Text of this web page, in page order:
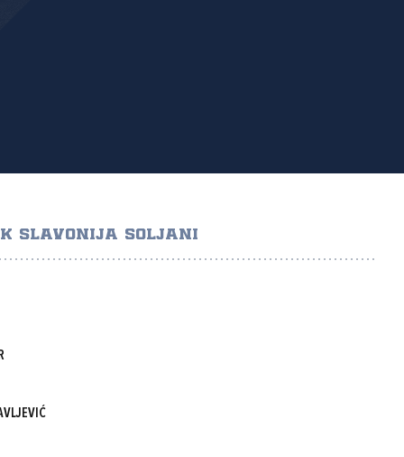
SLAVONIJA SOLJANI